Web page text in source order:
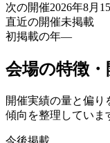
次の開催2026年8月
直近の開催未掲載
初掲載の年—
会場の特徴・
開催実績の量と偏り
傾向を整理していま
今後掲載